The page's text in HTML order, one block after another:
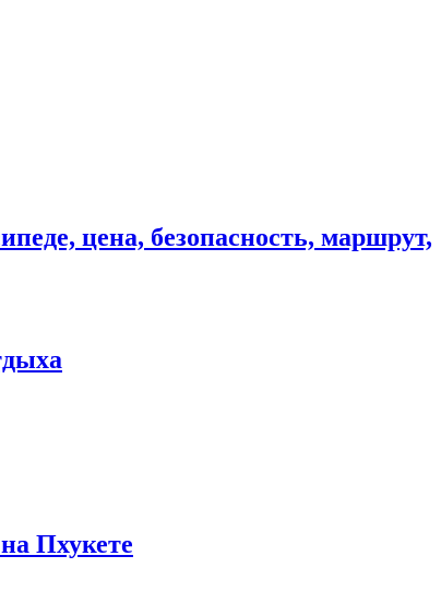
цена, безопасность, маршрут,
Пхукете